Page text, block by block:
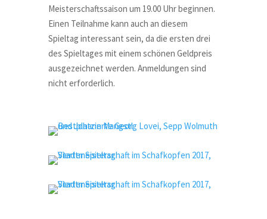
Meisterschaftssaison um 19.00 Uhr beginnen.
Einen Teilnahme kann auch an diesem
Spieltag interessant sein, da die ersten drei
des Spieltages mit einem schönen Geldpreis
ausgezeichnet werden. Anmeldungen sind
nicht erforderlich.